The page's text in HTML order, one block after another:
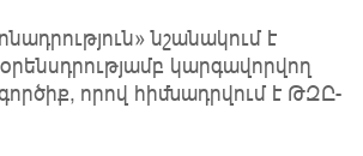
նշանակում է
կարգավորվող
որով հիմնադրվում է ԹԶԸ-